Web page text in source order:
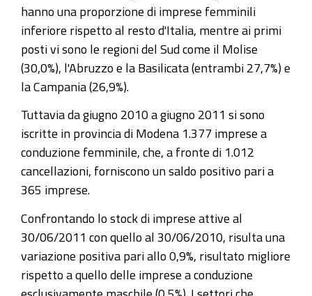
hanno una proporzione di imprese femminili
inferiore rispetto al resto d'Italia, mentre ai primi
posti vi sono le regioni del Sud come il Molise
(30,0%), l'Abruzzo e la Basilicata (entrambi 27,7%) e
la Campania (26,9%).
Tuttavia da giugno 2010 a giugno 2011 si sono
iscritte in provincia di Modena 1.377 imprese a
conduzione femminile, che, a fronte di 1.012
cancellazioni, forniscono un saldo positivo pari a
365 imprese.
Confrontando lo stock di imprese attive al
30/06/2011 con quello al 30/06/2010, risulta una
variazione positiva pari allo 0,9%, risultato migliore
rispetto a quello delle imprese a conduzione
esclusivamente maschile (0,5%). I settori che